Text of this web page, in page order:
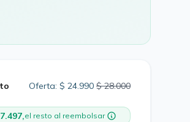
Oferta: $ 24.990 $ 28.000
el resto al reembolsar